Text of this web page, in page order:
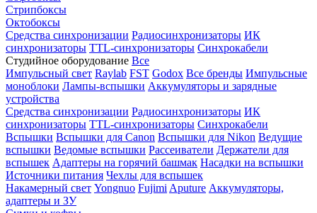
Стрипбоксы
Октобоксы
Средства синхронизации Радиосинхронизаторы ИК
синхронизаторы TTL-синхронизаторы Синхрокабели
Студийное оборудование Все
Импульсный свет Raylab FST Godox Все бренды Импульсные
моноблоки Лампы-вспышки Аккумуляторы и зарядные
устройства
Средства синхронизации Радиосинхронизаторы ИК
синхронизаторы TTL-синхронизаторы Синхрокабели
Вспышки Вспышки для Canon Вспышки для Nikon Ведущие
вспышки Ведомые вспышки Рассеиватели Держатели для
вспышек Адаптеры на горячий башмак Насадки на вспышки
Источники питания Чехлы для вспышек
Накамерный свет Yongnuo Fujimi Aputure Аккумуляторы,
адаптеры и ЗУ